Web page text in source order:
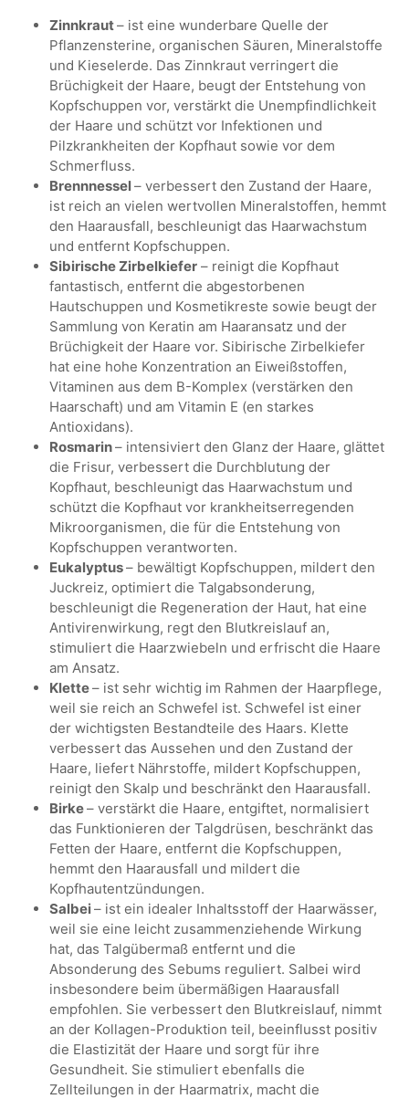
Zinnkraut– ist eine wunderbare Quelle der
Pflanzensterine, organischen Säuren, Mineralstoffe
und Kieselerde. Das Zinnkraut verringert die
Brüchigkeit der Haare, beugt der Entstehung von
Kopfschuppen vor, verstärkt die Unempfindlichkeit
der Haare und schützt vor Infektionen und
Pilzkrankheiten der Kopfhaut sowie vor dem
Schmerfluss.
Brennnessel– verbessert den Zustand der Haare,
ist reich an vielen wertvollen Mineralstoffen, hemmt
den Haarausfall, beschleunigt das Haarwachstum
und entfernt Kopfschuppen.
Sibirische Zirbelkiefer – reinigt die Kopfhaut
fantastisch, entfernt die abgestorbenen
Hautschuppen und Kosmetikreste sowie beugt der
Sammlung von Keratin am Haaransatz und der
Brüchigkeit der Haare vor. Sibirische Zirbelkiefer
hat eine hohe Konzentration an Eiweißstoffen,
Vitaminen aus dem B-Komplex (verstärken den
Haarschaft) und am Vitamin E (en starkes
Antioxidans).
Rosmarin– intensiviert den Glanz der Haare, glättet
die Frisur, verbessert die Durchblutung der
Kopfhaut, beschleunigt das Haarwachstum und
schützt die Kopfhaut vor krankheitserregenden
Mikroorganismen, die für die Entstehung von
Kopfschuppen verantworten.
Eukalyptus– bewältigt Kopfschuppen, mildert den
Juckreiz, optimiert die Talgabsonderung,
beschleunigt die Regeneration der Haut, hat eine
Antivirenwirkung, regt den Blutkreislauf an,
stimuliert die Haarzwiebeln und erfrischt die Haare
am Ansatz.
Klette– ist sehr wichtig im Rahmen der Haarpflege,
weil sie reich an Schwefel ist. Schwefel ist einer
der wichtigsten Bestandteile des Haars. Klette
verbessert das Aussehen und den Zustand der
Haare, liefert Nährstoffe, mildert Kopfschuppen,
reinigt den Skalp und beschränkt den Haarausfall.
Birke– verstärkt die Haare, entgiftet, normalisiert
das Funktionieren der Talgdrüsen, beschränkt das
Fetten der Haare, entfernt die Kopfschuppen,
hemmt den Haarausfall und mildert die
Kopfhautentzündungen.
Salbei– ist ein idealer Inhaltsstoff der Haarwässer,
weil sie eine leicht zusammenziehende Wirkung
hat, das Talgübermaß entfernt und die
Absonderung des Sebums reguliert. Salbei wird
insbesondere beim übermäßigen Haarausfall
empfohlen. Sie verbessert den Blutkreislauf, nimmt
an der Kollagen-Produktion teil, beeinflusst positiv
die Elastizität der Haare und sorgt für ihre
Gesundheit. Sie stimuliert ebenfalls die
Zellteilungen in der Haarmatrix, macht die